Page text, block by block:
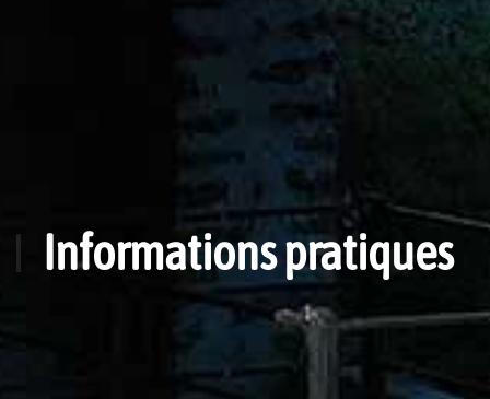
Informations pratiques